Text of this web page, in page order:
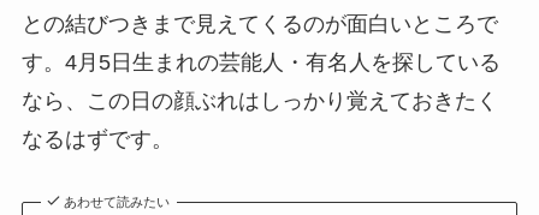
との結びつきまで見えてくるのが面白いところで
す。4月5日生まれの芸能人・有名人を探している
なら、この日の顔ぶれはしっかり覚えておきたく
なるはずです。
あわせて読みたい